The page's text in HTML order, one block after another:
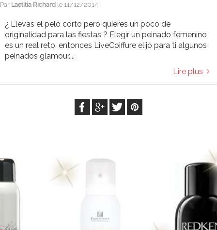
Par Laetitia Richard le 11/12/2014
¿ Llevas el pelo corto pero quieres un poco de
originalidad para las fiestas ? Elegir un peinado femenino
es un real reto, entonces LiveCoiffure elijó para ti algunos
peinados glamour....
Lire plus